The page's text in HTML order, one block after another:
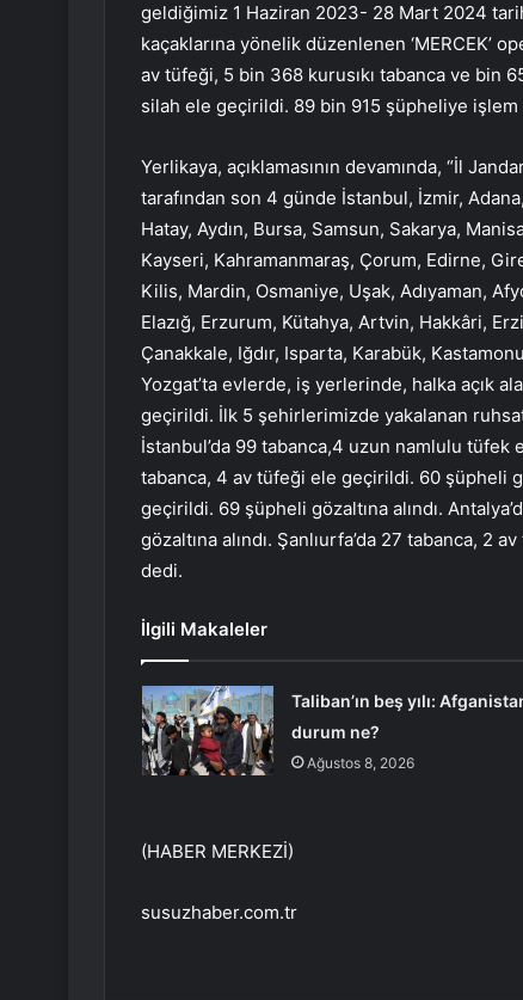
geldiğimiz 1 Haziran 2023- 28 Mart 2024
kaçaklarına yönelik düzenlenen ‘MERCEK’
av tüfeği, 5 bin 368 kurusıkı tabanca ve bin
silah ele geçirildi. 89 bin 915 şüpheliye işlem
Yerlikaya, açıklamasının devamında, “İl
tarafından son 4 günde İstanbul, İzmir,
Hatay, Aydın, Bursa, Samsun, Sakarya,
Kayseri, Kahramanmaraş, Çorum, Edirne,
Kilis, Mardin, Osmaniye, Uşak, Adıyaman,
Elazığ, Erzurum, Kütahya, Artvin, Hakkâri,
Çanakkale, Iğdır, Isparta, Karabük,
Yozgat’ta evlerde, iş yerlerinde, halka açık
geçirildi. İlk 5 şehirlerimizde yakalanan
İstanbul’da 99 tabanca,4 uzun namlulu tüfek
tabanca, 4 av tüfeği ele geçirildi. 60 şüpheli
geçirildi. 69 şüpheli gözaltına alındı.
gözaltına alındı. Şanlıurfa’da 27 tabanca, 2
dedi.
İlgili Makaleler
Taliban’ın beş yılı:
durum ne?
Ağustos 8, 2026
(HABER MERKEZİ)
susuzhaber.com.tr